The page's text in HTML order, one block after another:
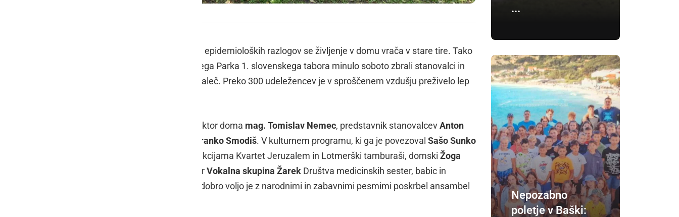
Po dveh letih premora zaradi znanih epidemioloških razlogov se življenje v domu vrača v stare tire. Tako
so se v lepem ambientu ljutomerskega Parka 1. slovenskega tabora minulo soboto zbrali stanovalci in
njihovi svojci, ki so prišli od blizu in daleč. Preko 300 udeležencev je v sproščenem vzdušju preživelo lep
Uvodoma so prisotne pozdravili direktor doma mag. Tomislav Nemec, predstavnik stanovalcevAnton
Branko Smodiš. V kulturnem programu, ki ga je povezoval Sašo Sunko
s sekcijama Kvartet Jeruzalem in Lotmerški tamburaši, domski Žoga
z recitacijo terVokalna skupina Žarek Društva medicinskih sester, babic in
zdravstvenih tehnikov Pomurja. Za dobro voljo je z narodnimi in zabavnimi pesmimi poskrbel ansambel
...
Nepozabno
poletje v Baški: